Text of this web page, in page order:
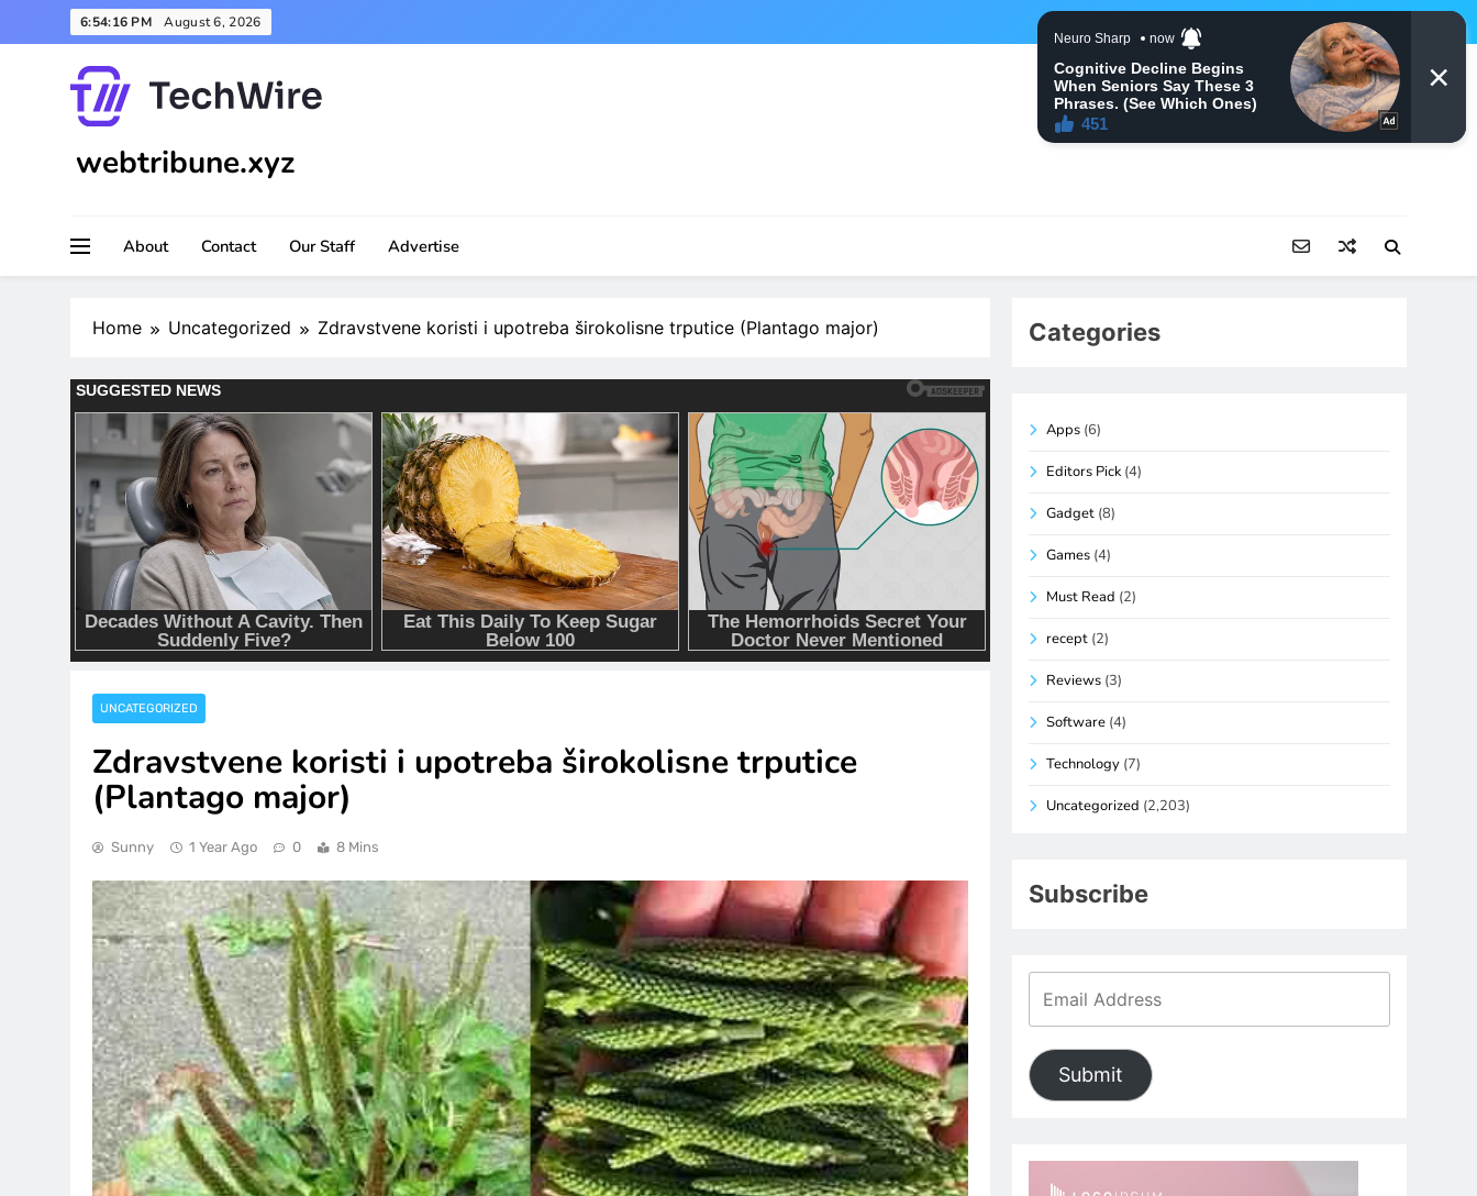
to
6:54:18 PM August 6, 2026
webtribune.xyz
About Contact Our Staff Advertise
Home Uncategorized Zdravstvene koristi i upotreba širokolisne trputice (Plantago major)
UNCATEGORIZED
Zdravstvene koristi i upotreba širokolisne trputice
(Plantago major)
Sunny 1 Year Ago 0 8 Mins
Categories
Apps (6)
Editors Pick (4)
Gadget (8)
Games (4)
Must Read (2)
recept (2)
Reviews (3)
Software (4)
Technology (7)
Uncategorized (2,203)
Subscribe
Submit